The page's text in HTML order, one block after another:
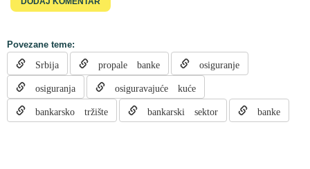
Povezane teme:
Srbija propale banke osiguranje
osiguranja osiguravajuće kuće
bankarsko tržište bankarski sektor banke